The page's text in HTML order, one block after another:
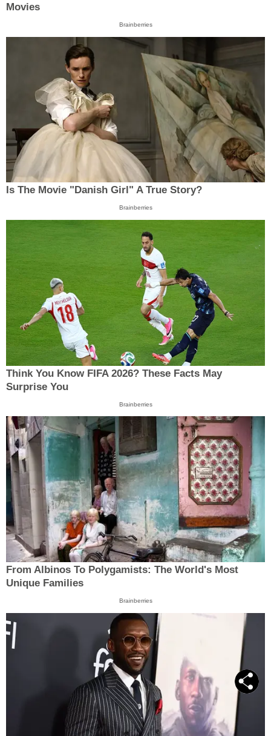
Movies
Brainberries
Is The Movie "Danish Girl" A True Story?
Brainberries
Think You Know FIFA 2026? These Facts May
Surprise You
Brainberries
From Albinos To Polygamists: The World's Most
Unique Families
Brainberries